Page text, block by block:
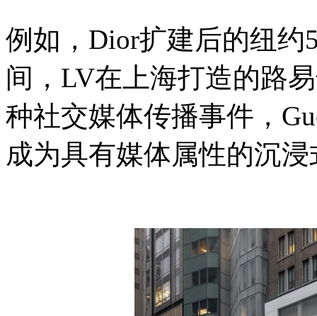
例如，Dior扩建后的纽约
间，LV在上海打造的路
种社交媒体传播事件，
成为具有媒体属性的沉